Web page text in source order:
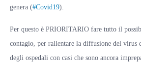
genera (#Covid19).
Per questo è PRIORITARIO fare tutto il
contagio, per rallentare la diffusione del virus
degli ospedali con casi che sono ancora